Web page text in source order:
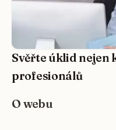
Svěřte úklid nejen
profesionálů
O webu